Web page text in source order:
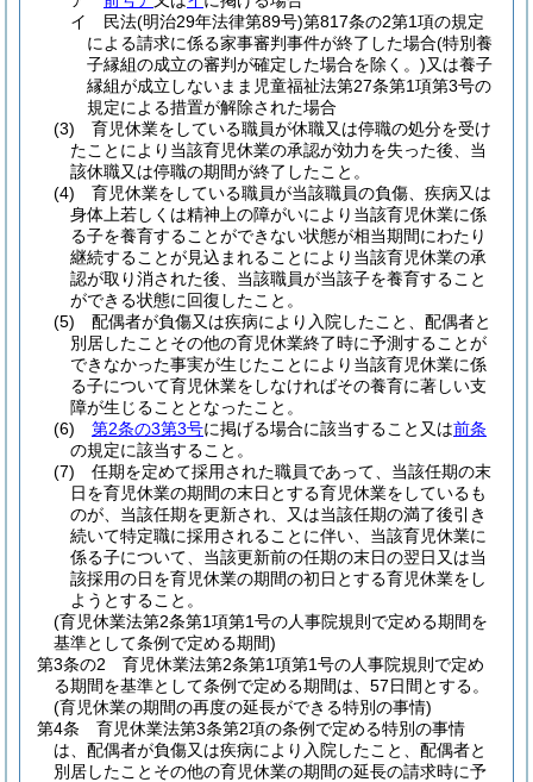
イ
民法(明治29年法律第89号)第817条の2第1項の規定
による請求に係る家事審判事件が終了した場合(特別養
子縁組の成立の審判が確定した場合を除く。)又は養子
縁組が成立しないまま児童福祉法第27条第1項第3号の
規定による措置が解除された場合
(3)
育児休業をしている職員が休職又は停職の処分を受け
たことにより当該育児休業の承認が効力を失った後、当
該休職又は停職の期間が終了したこと。
(4)
育児休業をしている職員が当該職員の負傷、疾病又は
身体上若しくは精神上の障がいにより当該育児休業に係
る子を養育することができない状態が相当期間にわたり
継続することが見込まれることにより当該育児休業の承
認が取り消された後、当該職員が当該子を養育すること
ができる状態に回復したこと。
(5)
配偶者が負傷又は疾病により入院したこと、配偶者と
別居したことその他の育児休業終了時に予測することが
できなかった事実が生じたことにより当該育児休業に係
る子について育児休業をしなければその養育に著しい支
障が生じることとなったこと。
(6)
第2条の3第3号に掲げる場合に該当すること又は前条
の規定に該当すること。
(7)
任期を定めて採用された職員であって、当該任期の末
日を育児休業の期間の末日とする育児休業をしているも
のが、当該任期を更新され、又は当該任期の満了後引き
続いて特定職に採用されることに伴い、当該育児休業に
係る子について、当該更新前の任期の末日の翌日又は当
該採用の日を育児休業の期間の初日とする育児休業をし
ようとすること。
(育児休業法第2条第1項第1号の人事院規則で定める期間を
基準として条例で定める期間)
第3条の2
育児休業法第2条第1項第1号の人事院規則で定め
る期間を基準として条例で定める期間は、57日間とする。
(育児休業の期間の再度の延長ができる特別の事情)
第4条
育児休業法第3条第2項の条例で定める特別の事情
は、配偶者が負傷又は疾病により入院したこと、配偶者と
別居したことその他の育児休業の期間の延長の請求時に予